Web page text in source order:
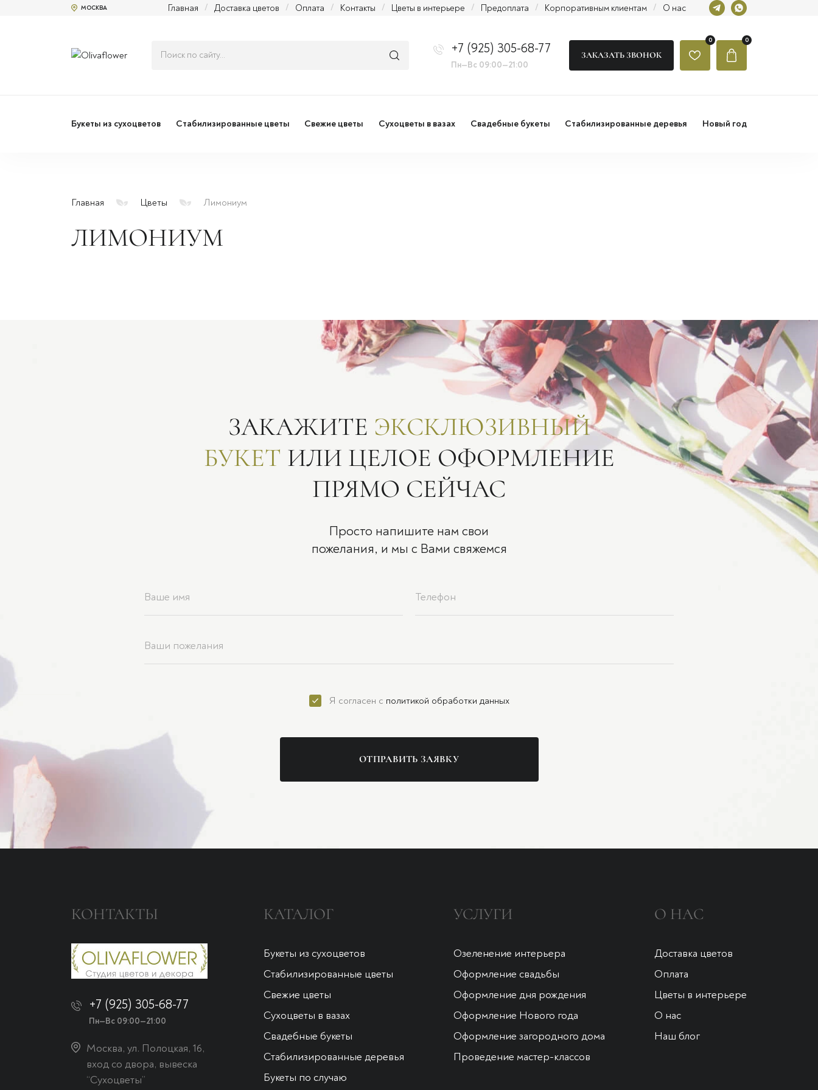
МОСКВА Главная / Доставка цветов / Оплата / Контакты / Цветы в интерьере / Предоплата / Корпоративным клиентам / О нас
+7 (925) 305-68-77
Пн—Вс 09:00—21:00
ЗАКАЗАТЬ ЗВОНОК
0 0
Букеты из сухоцветов Стабилизированные цветы Свежие цветы Сухоцветы в вазах Свадебные букеты Стабилизированные деревья Новый год
Главная Цветы Лимониум
ЛИМОНИУМ
ЗАКАЖИТЕ ЭКСКЛЮЗИВНЫЙ
БУКЕТ ИЛИ ЦЕЛОЕ ОФОРМЛЕНИЕ
ПРЯМО СЕЙЧАС
Просто напишите нам свои
пожелания, и мы с Вами свяжемся
Я согласен с политикой обработки данных
ОТПРАВИТЬ ЗАЯВКУ
КОНТАКТЫ
+7 (925) 305-68-77
Пн—Вс 09:00—21:00
Москва, ул. Полоцкая, 16,
вход со двора, вывеска
“Сухоцветы”
КАТАЛОГ
Букеты из сухоцветов
Стабилизированные цветы
Свежие цветы
Сухоцветы в вазах
Свадебные букеты
Стабилизированные деревья
Букеты по случаю
УСЛУГИ
Озеленение интерьера
Оформление свадьбы
Оформление дня рождения
Оформление Нового года
Оформление загородного дома
Проведение мастер-классов
О НАС
Доставка цветов
Оплата
Цветы в интерьере
О нас
Наш блог